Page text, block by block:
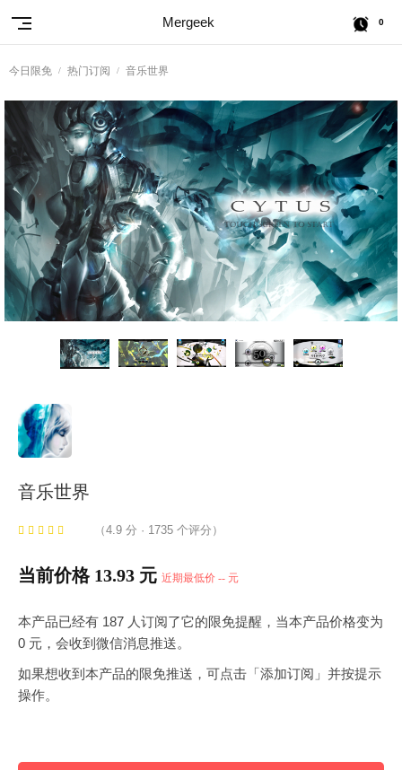
Mergeek 0
今日限免 热门订阅 音乐世界
音乐世界
（4.9 分 · 1735 个评分）
当前价格 13.93 元 近期最低价 -- 元
本产品已经有 187 人订阅了它的限免提醒，当本产品价格变为
0 元，会收到微信消息推送。
如果想收到本产品的限免推送，可点击「添加订阅」并按提示
操作。